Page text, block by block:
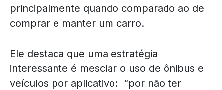
principalmente quando comparado ao de
comprar e manter um carro.
Ele destaca que uma estratégia
interessante é mesclar o uso de ônibus e
veículos por aplicativo: “por não ter